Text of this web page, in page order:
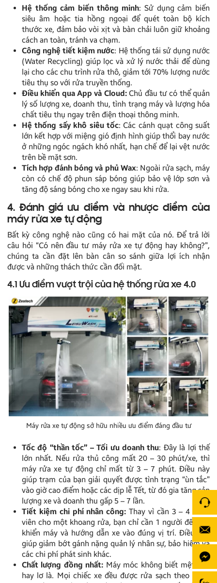
Hệ thống cảm biến thông minh: Sử dụng cảm biến
siêu âm hoặc tia hồng ngoại để quét toàn bộ kích
thước xe, đảm bảo vòi xịt và bàn chải luôn giữ khoảng
cách an toàn, tránh va chạm.
Công nghệ tiết kiệm nước: Hệ thống tái sử dụng nước
(Water Recycling) giúp lọc và xử lý nước thải để dùng
lại cho các chu trình rửa thô, giảm tới 70% lượng nước
tiêu thụ so với rửa truyền thống.
Điều khiển qua App và Cloud:Chủ đầu tư có thể quản
lý số lượng xe, doanh thu, tình trạng máy và lượng hóa
chất tiêu thụ ngay trên điện thoại thông minh.
Hệ thống sấy khô siêu tốc: Các cánh quạt công suất
lớn kết hợp với miệng gió định hình giúp thổi bay nước
ở những ngóc ngách khó nhất, hạn chế để lại vệt nước
trên bề mặt sơn.
Tích hợp đánh bóng và phủ Wax: Ngoài rửa sạch, máy
còn có chế độ phun sáp bóng giúp bảo vệ lớp sơn và
tăng độ sáng bóng cho xe ngay sau khi rửa.
4. Đánh giá ưu điểm và nhược điểm của
máy rửa xe tự động
Bất kỳ công nghệ nào cũng có hai mặt của nó. Để trả lời
câu hỏi “Có nên đầu tư máy rửa xe tự động hay không?”,
chúng ta cần đặt lên bàn cân so sánh giữa lợi ích nhận
được và những thách thức cần đối mặt.
4.1 Ưu điểm vượt trội của hệ thống rửa xe 4.0
Máy rửa xe tự động sở hữu nhiều ưu điểm đáng đầu tư
Tốc độ “thần tốc” – Tối ưu doanh thu: Đây là lợi thế
lớn nhất. Nếu rửa thủ công mất 20 – 30 phút/xe, thì
máy rửa xe tự động chỉ mất từ 3 – 7 phút. Điều này
giúp trạm của bạn giải quyết được tình trạng “ùn tắc”
vào giờ cao điểm hoặc các dịp lễ Tết, từ đó gia tăng sản
lượng xe và doanh thu gấp 5 – 7 lần.
Tiết kiệm chi phí nhân công: Thay vì cần 3 – 4 nhân
viên cho một khoang rửa, bạn chỉ cần 1 người để điều
khiển máy và hướng dẫn xe vào đúng vị trí. Điều này
giúp giảm bớt gánh nặng quản lý nhân sự, bảo hiểm và
các chi phí phát sinh khác.
Chất lượng đồng nhất: Máy móc không biết mệt mỏi
hay lơ là. Mọi chiếc xe đều được rửa sạch theo đúng